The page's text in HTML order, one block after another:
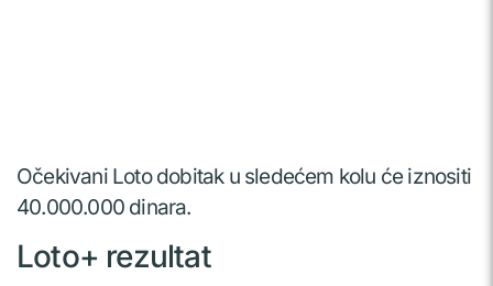
Očekivani Loto dobitak u sledećem kolu će iznositi
40.000.000 dinara.
Loto+ rezultat